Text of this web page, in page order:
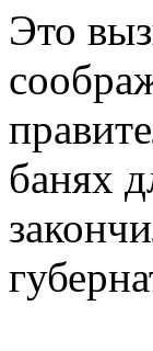
Это
банях